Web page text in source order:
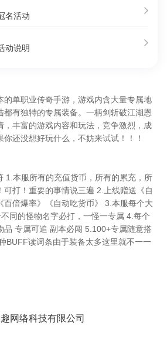
名活动
动说明
的单职业传奇手游，游戏内含大量专属地
都有独特的专属装备。一柄剑斩破江湖恩
，丰富的游戏内容和玩法，竞争激烈，成
还没想好玩什么，不妨来试试！！！
1.本服所有的充值货币，所有的累充，所
可打！重要的事情说三遍 2.上线赠送《自
百倍爆率》《自动吃货币》 3.本服每个大
同的怪物名字必打，一怪一专属 4.每个
品 专属可追 副本必闯 5.100+专属随意搭
BUFF读词条由于装备太多这里就不一一
网络科技有限公司